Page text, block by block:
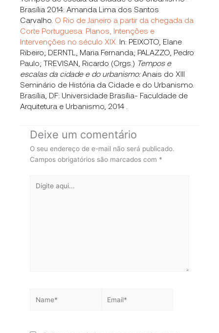
Brasília 2014:Amanda Lima dos Santos
Carvalho. O Rio de Janeiro a partir da chegada da
Corte Portuguesa: Planos, Intenções e
Intervenções no século XIX. In: PEIXOTO, Elane
Ribeiro; DERNTL, Maria Fernanda; PALAZZO, Pedro
Paulo; TREVISAN, Ricardo (Orgs.) Tempos e
escalas da cidade e do urbanismo:Anais do XIII
Seminário de História da Cidade e do Urbanismo.
Brasília, DF: Universidade Brasília- Faculdade de
Arquitetura e Urbanismo, 2014 .
Deixe um comentário
O seu endereço de e-mail não será publicado.
Campos obrigatórios são marcados com *
aqui...